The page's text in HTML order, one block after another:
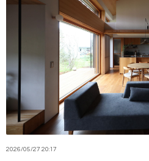
2026/05/27 20:17